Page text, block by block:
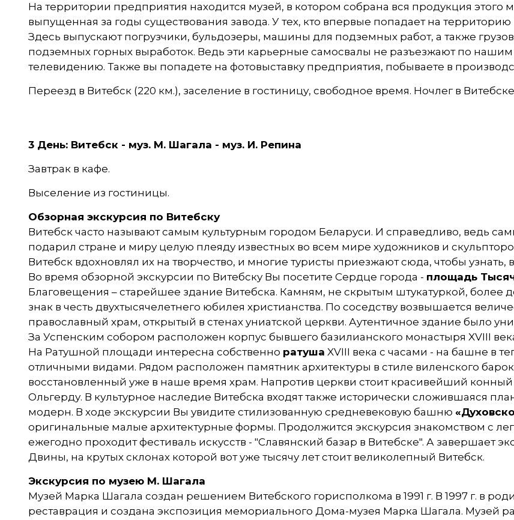
На территории предприятия находится музей, в котором собрана вся продукция
выпущенная за годы существования завода. У тех, кто впервые попадает на территорию
Здесь выпускают погрузчики, бульдозеры, машины для подземных работ, а также
подземных горных выработок. Ведь эти карьерные самосвалы не разъезжают по
телевидению. Также вы попадете на фотовыставку предприятия, побываете в
Переезд в Витебск (220 км.), заселение в гостиницу, свободное время. Ночлег в
3 День: Витебск - муз. М. Шагала - муз. И. Репина
Завтрак в кафе.
Выселение из гостиницы.
Обзорная экскурсия по Витебску
Витебск часто называют самым культурным городом Беларуси. И справедливо, ведь
подарил стране и миру целую плеяду известных во всем мире художников и
Витебск вдохновлял их на творчество, и многие туристы приезжают сюда, чтобы
Во время обзорной экскурсии по Витебску Вы посетите Сердце города - площадь
Благовещения – старейшее здание Витебска. Камням, не скрытым штукатуркой, более
знак в честь двухтысячелетнего юбилея христианства. По соседству возвышается
православный храм, открытый в стенах униатской церкви. Аутентичное здание было
За Успенским собором расположен корпус бывшего базилианского монастыря XVIII
На Ратушной площади интересна собственно ратуша XVIII века с часами - на башне в
отличными видами. Рядом расположен памятник архитектуры в стиле виленского
восстановленный уже в наше время храм. Напротив церкви стоит красивейший
Ольгерду. В культурное наследие Витебска входят также исторически сложившаяся
модерн. В ходе экскурсии Вы увидите стилизованную средневековую башню
оригинальные малые архитектурные формы. Продолжится экскурсия знакомством с
ежегодно проходит фестиваль искусств - "Славянский базар в Витебске". А завершает
Двины, на крутых склонах которой вот уже тысячу лет стоит великолепный Витебск.
Экскурсия по музею М. Шагала
Музей Марка Шагала создан решением Витебского горисполкома в 1991 г. В 1997 г. в
реставрация и создана экспозиция мемориального Дома-музея Марка Шагала. Музей